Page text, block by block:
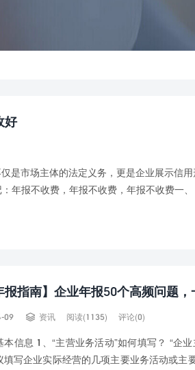
好
是市场主体的法定义务，更是企业展示信
年报不收费，年报不收费，年报不收费​一、
报指南】企业年报50个高频问题
09  资讯 阅读(1135) 评论(0)
本信息 1、“主营业务活动”如何填写？ “企
写企业实际经营的几项主要业务活动或主